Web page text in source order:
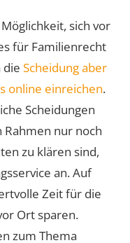
sich vor
für Familienrecht
die Scheidung aber
online einreichen.
Scheidungen
nur noch
zu klären sind,
an. Auf
Zeit für die
Ort sparen.
zum Thema